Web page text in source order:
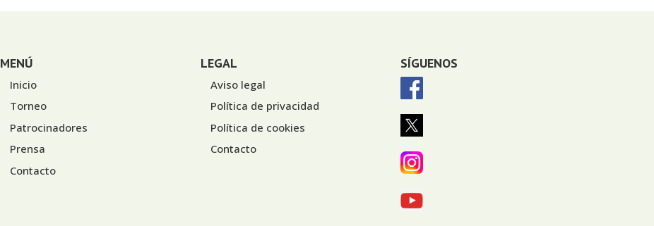
MENÚ
Inicio
Torneo
Patrocinadores
Prensa
Contacto
LEGAL
Aviso legal
Política de privacidad
Política de cookies
Contacto
SÍGUENOS